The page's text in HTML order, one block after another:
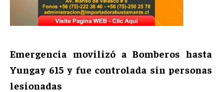
Emergencia movilizó a Bomberos hasta
Yungay 615 y fue controlada sin personas
lesionadas